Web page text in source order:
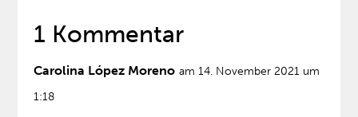
1 Kommentar
Carolina López Moreno am 14. November 2021 um
1:18